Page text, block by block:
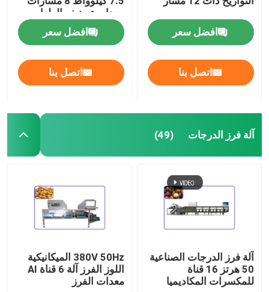
افضل سعر
اتصل بنا
معدات تصنيف الطعام
افضل سعر
اتصل بنا
آلة فرز الدرجات (49)
آلة فرز الدرجات الصناعية
50 هرتز 16 قناة
للمكسرات المكاديميا
380V 50Hz الميكانيكية
اللوز الفرز آلة 6 قناة AI
معدات الفرز